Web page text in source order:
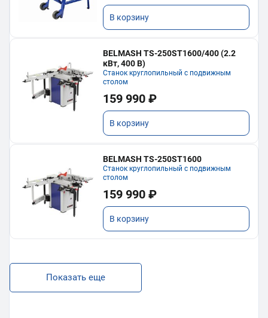
В корзину
BELMASH TS-250ST1600/400 (2.2
кВт, 400 В)
Станок круглопильный с подвижным
столом
159 990 ₽
В корзину
BELMASH TS-250ST1600
Станок круглопильный с подвижным
столом
159 990 ₽
В корзину
Показать еще